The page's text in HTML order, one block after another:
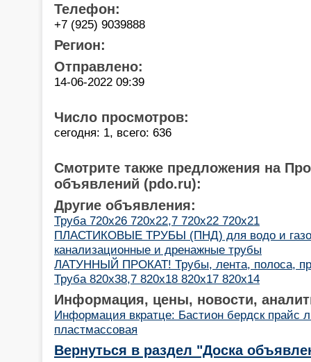
Телефон:
+7 (925) 9039888
Регион:
Отправлено:
14-06-2022 09:39
Число просмотров:
сегодня: 1, всего: 636
Смотрите также предложения на
объявлений (pdo.ru):
Другие объявления:
Труба 720х26 720х22,7 720х22 720х21
ПЛАСТИКОВЫЕ ТРУБЫ (ПНД) для водо и
канализационные и дренажные трубы
ЛАТУННЫЙ ПРОКАТ! Трубы, лента, полоса,
Труба 820х38,7 820х18 820х17 820х14
Информация, цены, новости,
Информация вкратце: Бастион бердск прайс
пластмассовая
Вернуться в раздел "Доска